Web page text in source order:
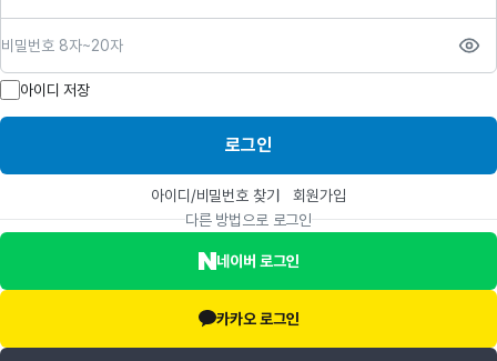
아이디 저장
로그인
아이디/비밀번호 찾기
회원가입
다른 방법으로 로그인
네이버 로그인
카카오 로그인